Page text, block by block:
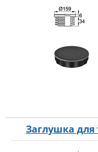
Заглушка для